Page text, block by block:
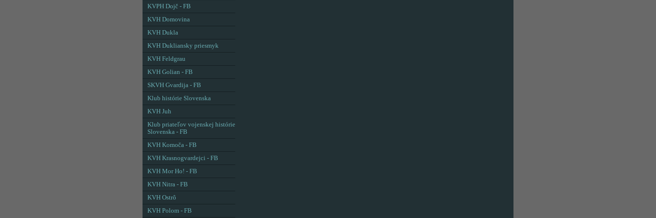
KVPH Dojč - FB
KVH Domovina
KVH Dukla
KVH Dukliansky priesmyk
KVH Feldgrau
KVH Golian - FB
SKVH Gvardija - FB
Klub histórie Slovenska
KVH Juh
Klub priateľov vojenskej histórie
Slovenska - FB
KVH Komoča - FB
KVH Krasnogvardejci - FB
KVH Mor Ho! - FB
KVH Nitra - FB
KVH Ostrô
KVH Polom - FB